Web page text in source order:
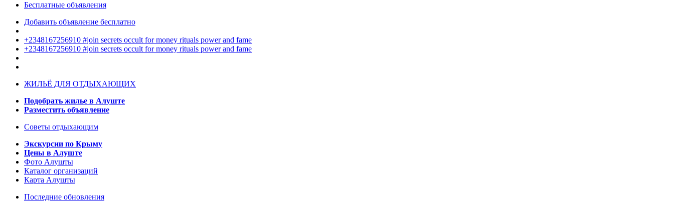
Бесплатные объявления
Добавить объявление бесплатно
+2348167256910 #join secrets occult for money rituals power and fame
+2348167256910 #join secrets occult for money rituals power and fame
ЖИЛЬЁ ДЛЯ ОТДЫХАЮЩИХ
Подобрать жилье в Алуште
Разместить объявление
Советы отдыхающим
Экскурсии по Крыму
Цены в Алуште
Фото Алушты
Каталог организаций
Карта Алушты
Последние обновления